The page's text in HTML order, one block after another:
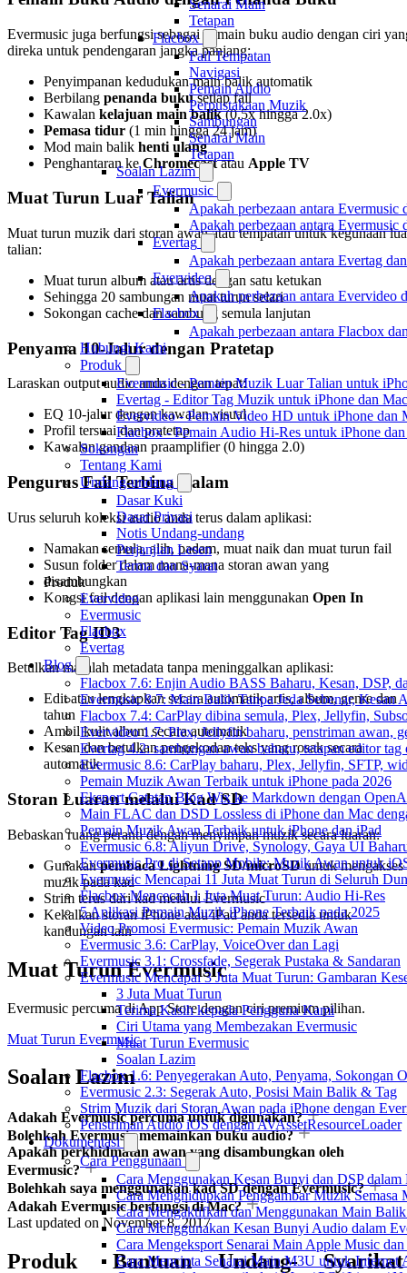
Senarai Main
Tetapan
Flacbox
Fail Tempatan
Navigasi
Pemain Audio
Perpustakaan Muzik
Sambungan
Senarai Main
Tetapan
Soalan Lazim
Evermusic
Apakah perbezaan antara Evermusic
Apakah perbezaan antara Evermusic
Evertag
Apakah perbezaan antara Evertag
Evervideo
Apakah perbezaan antara Evervideo
Flacbox
Apakah perbezaan antara Flacbox
Hubungi Kami
Produk
Evermusic - Pemain Muzik Luar Talian untuk
Evertag - Editor Tag Muzik untuk iPhone dan Mac
Evervideo - Pemain Video HD untuk iPhone dan
Flacbox - Pemain Audio Hi-Res untuk iPhone
Sokongan
Tentang Kami
Undang-undang
Dasar Kuki
Dasar Privasi
Notis Undang-undang
Perjanjian Lesen
Terma dan Syarat
Produk
Evervideo
Evermusic
Flacbox
Evertag
Blog
Flacbox 7.6: Enjin Audio BASS Baharu, Kesan, DSP,
Evermusic 8.7: Main Balik Tanpa Jeda Sebenar, Kesan
Flacbox 7.4: CarPlay dibina semula, Plex, Jellyfin,
Evervideo 1.7: Plex, Jellyfin baharu, penstriman awan,
Evertag 4.2: sambungan awan baharu, tetapan editor tag
Evermusic 8.6: CarPlay baharu, Plex, Jellyfin, SFTP,
Pemain Muzik Awan Terbaik untuk iPhone pada 2026
Eksport Catatan Blog Wix ke Markdown dengan
Main FLAC dan DSD Lossless di iPhone dan Mac
Pemain Muzik Awan Terbaik untuk iPhone dan iPad
Evermusic 6.8: Aliyun Drive, Synology, Gaya UI
Evermusic Pro di Setapp Mobile: Muzik Awan untuk
Evermusic Mencapai 11 Juta Muat Turun di Seluruh
Flacbox Mencecah 1 Juta Muat Turun: Audio Hi-Res
5 Aplikasi Pemain Muzik iPhone Terbaik pada 2025
Video Promosi Evermusic: Pemain Muzik Awan
Evermusic 3.6: CarPlay, VoiceOver dan Lagi
Evermusic 3.1: Crossfade, Segerak Pustaka & Sandaran
Evermusic Mencapai 3 Juta Muat Turun: Gambaran
3 Juta Muat Turun
Terima Kasih kepada Pengguna Kami
Ciri Utama yang Membezakan Evermusic
Muat Turun Evermusic
Soalan Lazim
Flacbox 1.6: Penyegerakan Auto, Penyama, Sokongan
Evermusic 2.3: Segerak Auto, Posisi Main Balik & Tag
Strim Muzik dari Storan Awan pada iPhone dengan
Penstriman Audio iOS dengan AVAssetResourceLoader
Dokumentasi
Cara Penggunaan
Cara Menggunakan Kesan Bunyi dan DSP
Cara Menghidupkan Penggambar Muzik
Cara Mengaktifkan dan Menggunakan Main
Cara Menggunakan Kesan Bunyi Audio dalam
Cara Mengeksport Senarai Main Apple Music
Cara Mencipta Senarai Main M3U untuk
Evermusic juga berfungsi sebagai pemain buku audio dengan ciri
direka untuk pendengaran jangka panjang:
Penyimpanan kedudukan main balik automatik
Berbilang penanda bukusetiap fail
Kawalan kelajuan main balik(0.5x hingga 2.0x)
Pemasa tidur (1 min hingga 24 jam)
Mod main balik henti ulang
Penghantaran keChromecastatau Apple TV
Muat Turun Luar Talian
Muat turun muzik dari storan awan atau tempatan untuk kegunaan
talian:
Muat turun album atau artis dengan satu ketukan
Sehingga 20 sambungan muat turun selari
Sokongan cache dan sambung semula lanjutan
Penyama 10-Jalur dengan Pratetap
Laraskan output audio anda dengan tepat:
EQ 10-jalur dengan kawalan visual
Profil tersuai dan pratetap
Kawalan gandaan praamplifier (0 hingga 2.0)
Pengurus Fail Terbina Dalam
Urus seluruh koleksi audio anda terus dalam aplikasi:
Namakan semula, alih, padam, muat naik dan muat turun fail
Susun folder dalam mana-mana storan awan yang
disambungkan
Kongsi fail dengan aplikasi lain menggunakan Open In
Editor Tag ID3
Betulkan masalah metadata tanpa meninggalkan aplikasi:
Edit atau lengkapkan secara automatik artis, album, genre dan
tahun
Ambil kulit album secara automatik
Kesan dan betulkan pengekodan teks yang rosak secara
automatik
Storan Luaran melalui Kad SD
Bebaskan ruang peranti dengan menyimpan muzik secara luaran:
Gunakanpembaca Lightning SD/microSDuntuk mengakses
muzik pada kad
Strim terus dari kad melalui Evermusic
Kekalkan storan iPhone atau iPad anda tersedia untuk
kandungan lain
Muat Turun Evermusic
Evermusic percuma di App Store dengan ciri premium pilihan.
Muat Turun Evermusic
Soalan Lazim
Adakah Evermusic percuma untuk digunakan?
Bolehkah Evermusic memainkan buku audio?
Apakah perkhidmatan awan yang disambungkan oleh
Evermusic?
Bolehkah saya menggunakan kad SD dengan Evermusic?
Adakah Evermusic berfungsi di Mac?
Last updated on November 8, 2017
Produk Bantuan Undang- Syarikat